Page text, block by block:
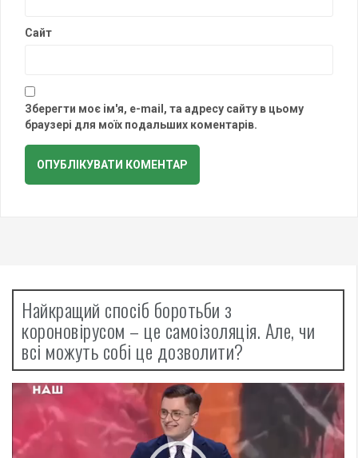
Сайт
Зберегти моє ім'я, e-mail, та адресу сайту в цьому
браузері для моїх подальших коментарів.
Найкращий спосіб боротьби з
короновірусом – це самоізоляція. Але, чи
всі можуть собі це дозволити?
Відеопрогравач